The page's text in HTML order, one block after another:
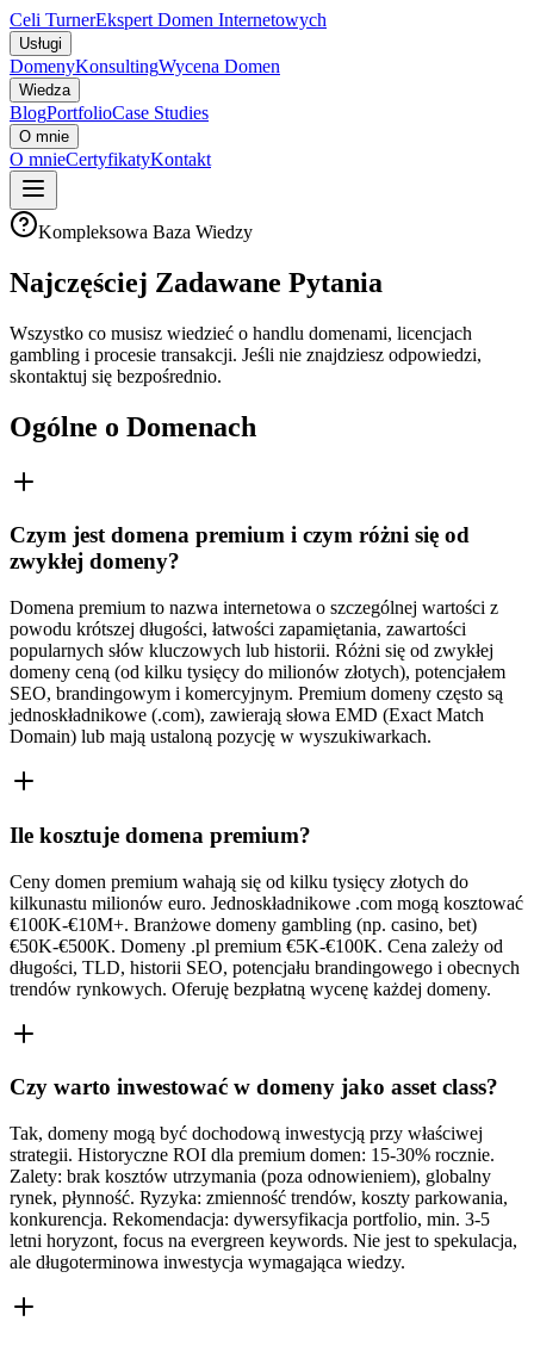
Celi TurnerEkspert Domen Internetowych
Usługi
DomenyKonsultingWycena Domen
Wiedza
BlogPortfolioCase Studies
O mnie
O mnieCertyfikatyKontakt
Kompleksowa Baza Wiedzy
Najczęściej Zadawane Pytania
Wszystko co musisz wiedzieć o handlu domenami, licencjach
gambling i procesie transakcji. Jeśli nie znajdziesz odpowiedzi,
skontaktuj się bezpośrednio.
Ogólne o Domenach
Czym jest domena premium i czym różni się od
zwykłej domeny?
Domena premium to nazwa internetowa o szczególnej wartości z
powodu krótszej długości, łatwości zapamiętania, zawartości
popularnych słów kluczowych lub historii. Różni się od zwykłej
domeny ceną (od kilku tysięcy do milionów złotych), potencjałem
SEO, brandingowym i komercyjnym. Premium domeny często są
jednoskładnikowe (.com), zawierają słowa EMD (Exact Match
Domain) lub mają ustaloną pozycję w wyszukiwarkach.
Ile kosztuje domena premium?
Ceny domen premium wahają się od kilku tysięcy złotych do
kilkunastu milionów euro. Jednoskładnikowe .com mogą kosztować
€100K-€10M+. Branżowe domeny gambling (np. casino, bet)
€50K-€500K. Domeny .pl premium €5K-€100K. Cena zależy od
długości, TLD, historii SEO, potencjału brandingowego i obecnych
trendów rynkowych. Oferuję bezpłatną wycenę każdej domeny.
Czy warto inwestować w domeny jako asset class?
Tak, domeny mogą być dochodową inwestycją przy właściwej
strategii. Historyczne ROI dla premium domen: 15-30% rocznie.
Zalety: brak kosztów utrzymania (poza odnowieniem), globalny
rynek, płynność. Ryzyka: zmienność trendów, koszty parkowania,
konkurencja. Rekomendacja: dywersyfikacja portfolio, min. 3-5
letni horyzont, focus na evergreen keywords. Nie jest to spekulacja,
ale długoterminowa inwestycja wymagająca wiedzy.